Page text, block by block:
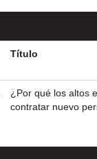
Título
¿Por qué los altos
contratar nuevo